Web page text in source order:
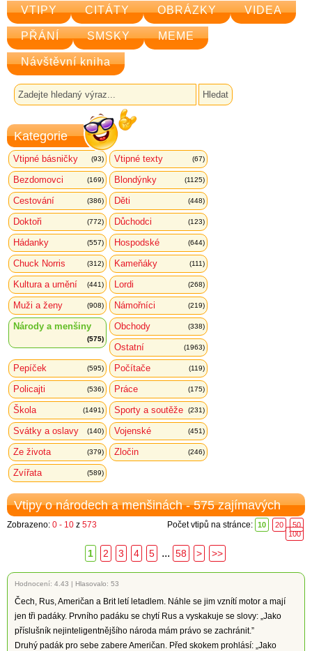
VTIPY CITÁTY OBRÁZKY VIDEA
PŘÁNÍ SMSKY MEME
Návštěvní kniha
Kategorie
Vtipné básničky (93) Vtipné texty (67)
Bezdomovci (169) Blondýnky (1125)
Cestování (386) Děti (448)
Doktoři (772) Důchodci (123)
Hádanky (557) Hospodské (644)
Chuck Norris (312) Kameňáky (111)
Kultura a umění (441) Lordi (268)
Muži a ženy (908) Námořníci (219)
Národy a menšiny
(575)
Obchody (338)
Ostatní (1963)
Pepíček (595) Počítače (119)
Policajti (536) Práce (175)
Škola (1491) Sporty a soutěže (231)
Svátky a oslavy (140) Vojenské (451)
Ze života (379) Zločin (246)
Zvířata (589)
Vtipy o národech a menšinách - 575 zajímavých
Zobrazeno: 0 - 10 z 573 Počet vtipů na stránce: 10 20
50
100
1 2 3 4 5 ... 58 > >>
Hodnocení: 4.43 | Hlasovalo: 53
Čech, Rus, Američan a Brit letí letadlem. Náhle se jim vznítí motor a mají
jen tři padáky. Prvního padáku se chytí Rus a vyskakuje se slovy: „Jako
příslušník nejinteligentnějšího národa mám právo se zachránit.”
Druhý padák pro sebe zabere Američan. Před skokem prohlásí: „Jako